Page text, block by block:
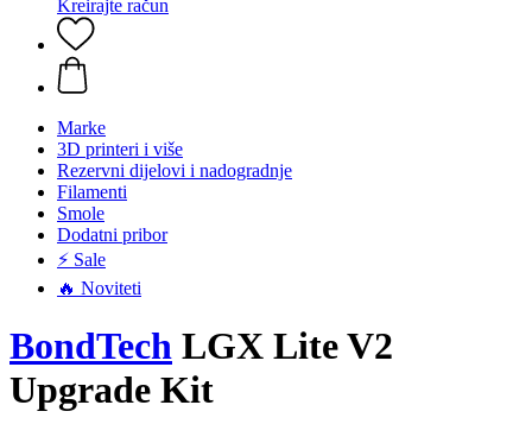
Kreirajte račun
Marke
3D printeri i više
Rezervni dijelovi i nadogradnje
Filamenti
Smole
Dodatni pribor
⚡ Sale
🔥 Noviteti
BondTech LGX Lite V2
Upgrade Kit